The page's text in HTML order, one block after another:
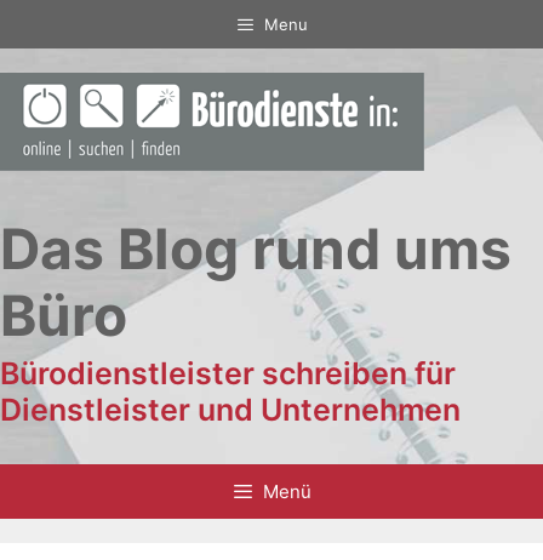
Inhalt
springen
Menu
Das Blog rund ums
Büro
Bürodienstleister schreiben für
Dienstleister und Unternehmen
Menü